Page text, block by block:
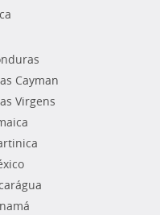
Cayman
Virgens